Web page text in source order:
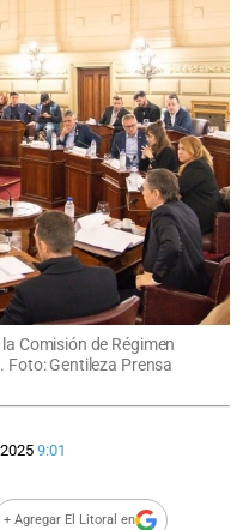
Comisión de Régimen
Gentileza Prensa
9:01
+ Agregar El Litoral en